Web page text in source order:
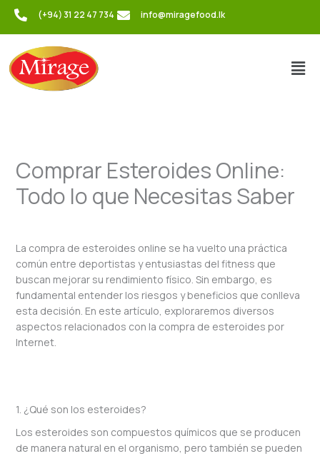
Skip
content
(+94) 31 22 47 734 info@miragefood.lk
Comprar Esteroides Online:
Todo lo que Necesitas Saber
La compra de esteroides online se ha vuelto una práctica
común entre deportistas y entusiastas del fitness que
buscan mejorar su rendimiento físico. Sin embargo, es
fundamental entender los riesgos y beneficios que conlleva
esta decisión. En este artículo, exploraremos diversos
aspectos relacionados con la compra de esteroides por
Internet.
1. ¿Qué son los esteroides?
Los esteroides son compuestos químicos que se producen
de manera natural en el organismo, pero también se pueden